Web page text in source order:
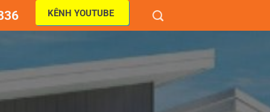
KÊNH YOUTUBE